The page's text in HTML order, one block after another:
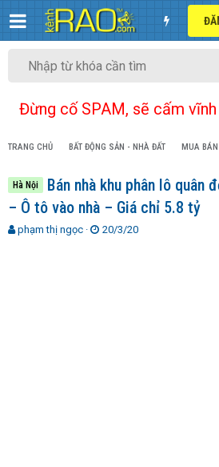
Đừng cố SPAM, sẽ cấm
TRANG CHỦ BẤT ĐỘNG SẢN - NHÀ ĐẤT MUA
Hà Nội
Bán nhà khu phân lô quân
– Ô tô vào nhà – Giá chỉ 5.8 tỷ
T
phạm thị ngọc
N
20/3/20